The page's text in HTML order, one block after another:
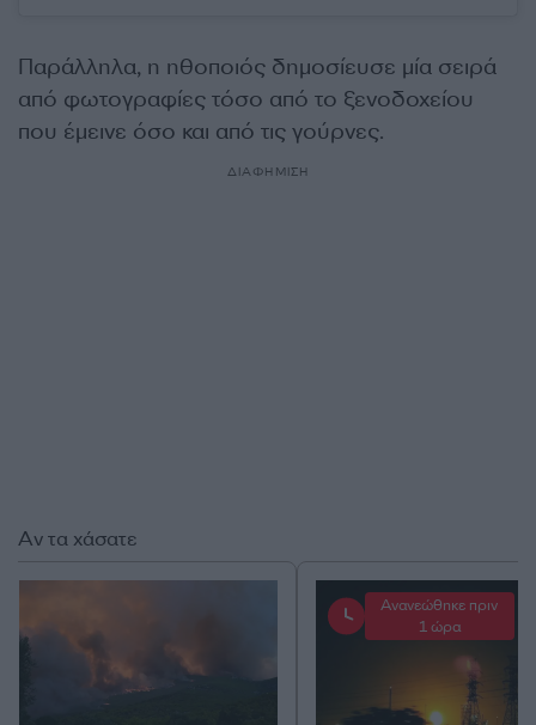
Παράλληλα, η ηθοποιός δημοσίευσε μία σειρά
από φωτογραφίες τόσο από το ξενοδοχείου
που έμεινε όσο και από τις γούρνες.
ΔΙΑΦΗΜΙΣΗ
Αν τα χάσατε
Ανανεώθηκε πριν
1 ώρα